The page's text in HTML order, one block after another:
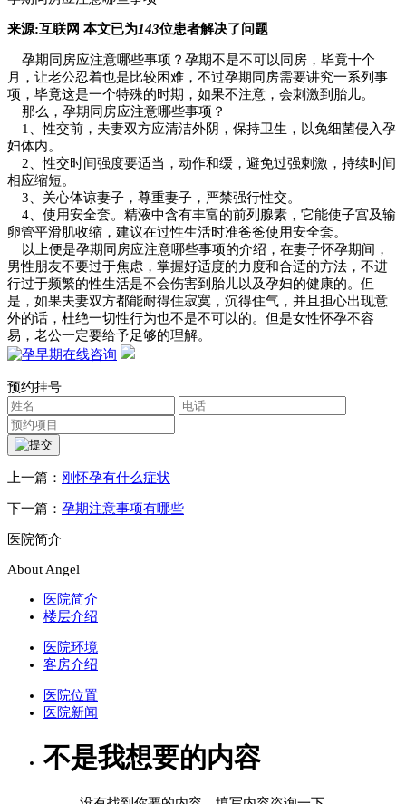
来源:互联网 本文已为143位患者解决了问题
孕期同房应注意哪些事项？孕期不是不可以同房，毕竟十个
月，让老公忍着也是比较困难，不过孕期同房需要讲究一系列事
项，毕竟这是一个特殊的时期，如果不注意，会刺激到胎儿。
那么，孕期同房应注意哪些事项？
1、性交前，夫妻双方应清洁外阴，保持卫生，以免细菌侵入孕
妇体内。
2、性交时间强度要适当，动作和缓，避免过强刺激，持续时间
相应缩短。
3、关心体谅妻子，尊重妻子，严禁强行性交。
4、使用安全套。精液中含有丰富的前列腺素，它能使子宫及输
卵管平滑肌收缩，建议在过性生活时准爸爸使用安全套。
以上便是孕期同房应注意哪些事项的介绍，在妻子怀孕期间，
男性朋友不要过于焦虑，掌握好适度的力度和合适的方法，不进
行过于频繁的性生活是不会伤害到胎儿以及孕妇的健康的。但
是，如果夫妻双方都能耐得住寂寞，沉得住气，并且担心出现意
外的话，杜绝一切性行为也不是不可以的。但是女性怀孕不容
易，老公一定要给予足够的理解。
预约挂号
上一篇： 刚怀孕有什么症状
下一篇： 孕期注意事项有哪些
医院简介
About Angel
医院简介
楼层介绍
医院环境
客房介绍
医院位置
医院新闻
不是我想要的内容